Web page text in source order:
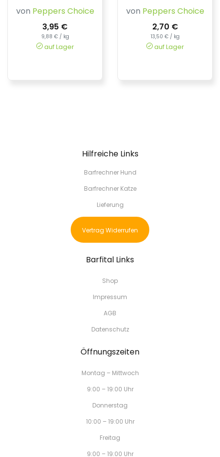
von Peppers Choice
3,95 €
9,88 € / kg
auf Lager
von Peppers Choice
2,70 €
13,50 € / kg
auf Lager
Hilfreiche Links
Barfrechner Hund
Barfrechner Katze
Lieferung
Vertrag Widerrufen
Barfital Links
Shop
Impressum
AGB
Datenschutz
Öffnungszeiten
Montag – Mittwoch
9:00 – 19:00 Uhr
Donnerstag
10:00 – 19:00 Uhr
Freitag
9:00 – 19:00 Uhr